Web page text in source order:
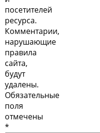
посетителей
ресурса.
Комментарии,
нарушающие
правила
сайта,
будут
удалены.
Обязательные
поля
отмечены
*